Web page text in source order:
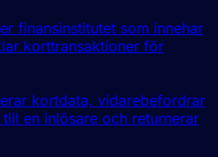
finansinstitutet som innehar
korttransaktioner för
kortdata, vidarebefordrar
en inlösare och returnerar